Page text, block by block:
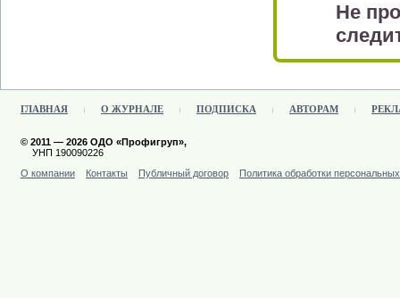
Не
ГЛАВНАЯ О ЖУРНАЛЕ ПОДПИСКА АВТОРАМ
© 2011 — 2026 ОДО «Профигруп»,
УНП 190090226
О компании
Контакты Публичный договор Политика обработки